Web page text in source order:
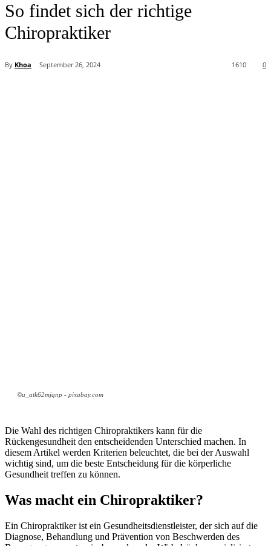
So findet sich der richtige
Chiropraktiker
By Khoa September 26, 2024 0
1610
©u_atk62mjqnp - pixabay.com
Die Wahl des richtigen Chiropraktikers kann für die
Rückengesundheit den entscheidenden Unterschied machen. In
diesem Artikel werden Kriterien beleuchtet, die bei der Auswahl
wichtig sind, um die beste Entscheidung für die körperliche
Gesundheit treffen zu können.
Was macht ein Chiropraktiker?
Ein Chiropraktiker ist ein Gesundheitsdienstleister, der sich auf die
Diagnose, Behandlung und Prävention von Beschwerden des